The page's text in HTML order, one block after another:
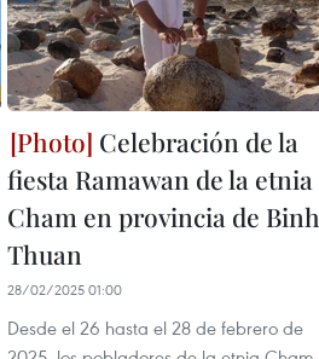
Celebración de la
fiesta Ramawan de la etnia
Cham en provincia de Binh
Thuan
28/02/2025 01:00
Desde el 26 hasta el 28 de febrero de